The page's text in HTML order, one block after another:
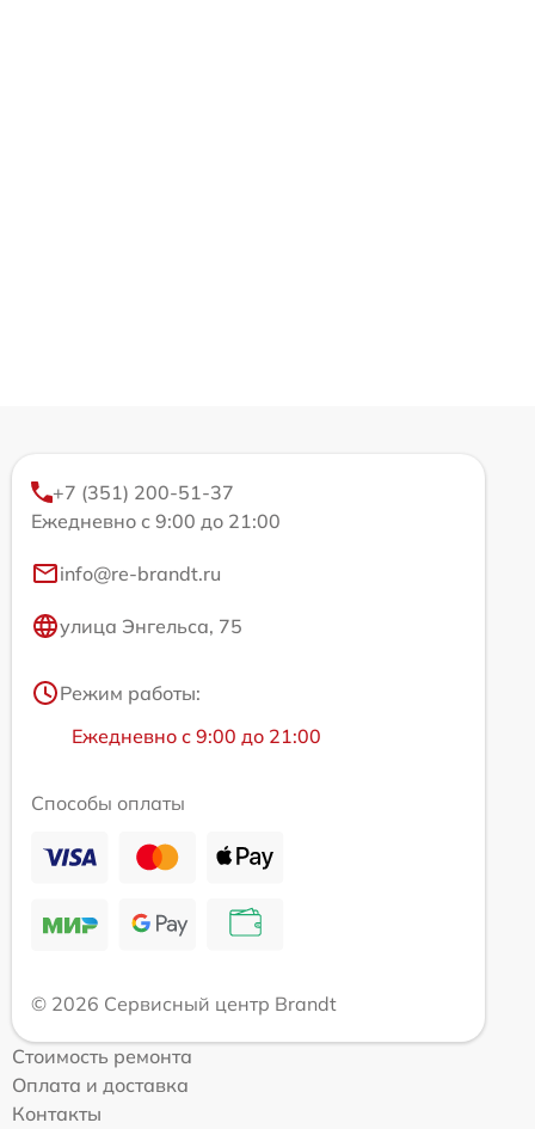
+7 (351) 200-51-37
Ежедневно с 9:00 до 21:00
info@re-brandt.ru
улица Энгельса, 75
Режим работы:
Ежедневно с 9:00 до 21:00
Способы оплаты
© 2026 Сервисный центр Brandt
Стоимость ремонта
Оплата и доставка
Контакты